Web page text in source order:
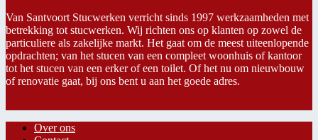
Van Santvoort Stucwerken verricht sinds 1997 werkzaamheden met
betrekking tot stucwerken. Wij richten ons op klanten op zowel de
particuliere als zakelijke markt. Het gaat om de meest uiteenlopende
opdrachten; van het stucen van een compleet woonhuis of kantoor
tot het stucen van een erker of een toilet. Of het nu om nieuwbouw
of renovatie gaat, bij ons bent u aan het goede adres.
Over ons